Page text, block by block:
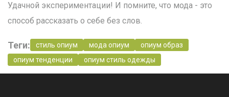
Удачной экспериментации! И помните, что мода - это
способ рассказать о себе без слов.
Теги: стиль опиум мода опиум
опиум образ
опиум тенденции
опиум стиль одежды